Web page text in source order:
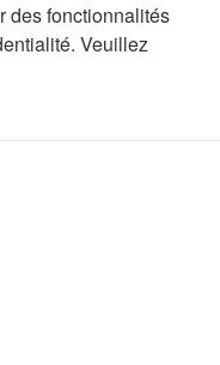
des fonctionnalités
Veuillez